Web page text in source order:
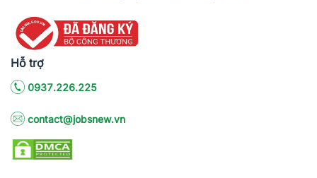
Hỗ trợ
0937.226.225
contact@jobsnew.vn